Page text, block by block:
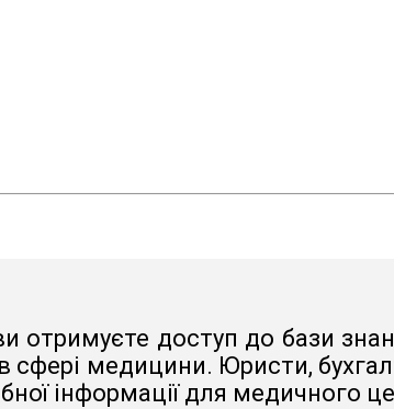
отримуєте доступ до бази
медицини. Юристи,
інформації для медичного